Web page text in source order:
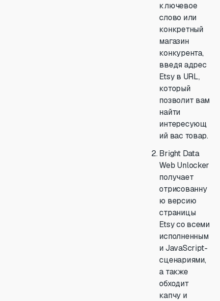
ключевое
слово или
конкретный
магазин
конкурента,
введя адрес
Etsy в URL,
который
позволит вам
найти
интересующ
ий вас товар.
Bright Data
Web Unlocker
получает
отрисованну
ю версию
страницы
Etsy со всеми
исполненным
и JavaScript-
сценариями,
а также
обходит
капчу и